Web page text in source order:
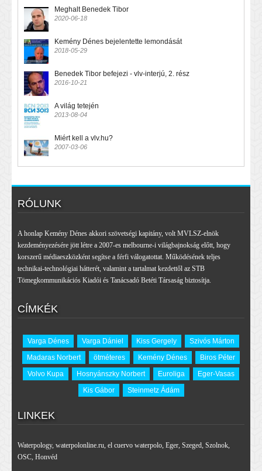
Meghalt Benedek Tibor
2020-06-18
Kemény Dénes bejelentette lemondását
2018-05-29
Benedek Tibor befejezi - vlv-interjú, 2. rész
2016-10-21
A világ tetején
2013-08-04
Miért kell a vlv.hu?
2007-03-06
RÓLUNK
A honlap Kemény Dénes akkori szövetségi kapitány, volt MVLSZ-elnök
kezdeményezésére jött létre a 2007-es melbourne-i világbajnokság előtt, hogy
korszerű médiaeszközként segítse a férfi válogatottat. Működésének teljes
technikai-technológiai hátterét, valamint a tartalmat kezdettől az STB
Tömegkommunikációs Kiadói és Tanácsadó Betéti Társaság biztosítja.
CÍMKÉK
Varga Dénes Varga Dániel Kiss Gergely
Szivós Márton
Madaras Norbert
ötméteres Kemény Dénes
Biros Péter
Volvo Kupa
Hosnyánszky Norbert Euroliga
Eger-Vasas
Kis Gábor
Steinmetz Ádám
LINKEK
Waterpology, waterpolonline.ru, el cuervo waterpolo, Eger, Szeged, Szolnok,
OSC, Honvéd